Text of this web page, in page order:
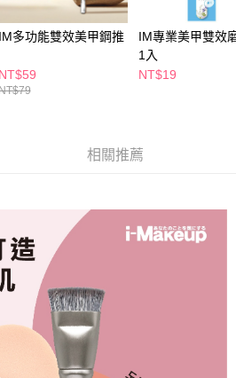
退款等相關疑問，請聯繫「AFTEE先享後付
support/home
司提供之「AFTEE先享後付」服務完成之交
供個人資料，並將交易相關給付款項請求債
法定代理人或監護人之同意方可使用
仍有額度不足之情形，本公司將視審查結果
用他人資訊註冊。若發現惡意使用之情形，
止該用戶之使用額度並採取法律行動。
上)免運費
上)免運費
上)免運費
IM多功能雙效美甲鋼推
NT$59
IM專業美甲雙效
1入
NT$19
相關推薦